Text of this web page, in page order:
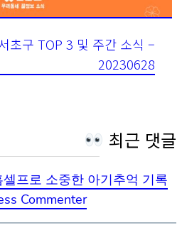
초구 TOP 3 및 주간 소식 –
20230628
최근 댓글
프로 소중한 아기추억 기록
Commenter